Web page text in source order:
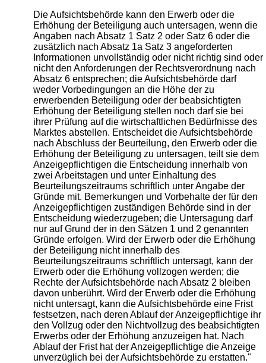
Die Aufsichtsbehörde kann den Erwerb oder die
Erhöhung der Beteiligung auch untersagen, wenn die
Angaben nach Absatz 1 Satz 2 oder Satz 6 oder die
zusätzlich nach Absatz 1a Satz 3 angeforderten
Informationen unvollständig oder nicht richtig sind oder
nicht den Anforderungen der Rechtsverordnung nach
Absatz 6 entsprechen; die Aufsichtsbehörde darf
weder Vorbedingungen an die Höhe der zu
erwerbenden Beteiligung oder der beabsichtigten
Erhöhung der Beteiligung stellen noch darf sie bei
ihrer Prüfung auf die wirtschaftlichen Bedürfnisse des
Marktes abstellen. Entscheidet die Aufsichtsbehörde
nach Abschluss der Beurteilung, den Erwerb oder die
Erhöhung der Beteiligung zu untersagen, teilt sie dem
Anzeigepflichtigen die Entscheidung innerhalb von
zwei Arbeitstagen und unter Einhaltung des
Beurteilungszeitraums schriftlich unter Angabe der
Gründe mit. Bemerkungen und Vorbehalte der für den
Anzeigepflichtigen zuständigen Behörde sind in der
Entscheidung wiederzugeben; die Untersagung darf
nur auf Grund der in den Sätzen 1 und 2 genannten
Gründe erfolgen. Wird der Erwerb oder die Erhöhung
der Beteiligung nicht innerhalb des
Beurteilungszeitraums schriftlich untersagt, kann der
Erwerb oder die Erhöhung vollzogen werden; die
Rechte der Aufsichtsbehörde nach Absatz 2 bleiben
davon unberührt. Wird der Erwerb oder die Erhöhung
nicht untersagt, kann die Aufsichtsbehörde eine Frist
festsetzen, nach deren Ablauf der Anzeigepflichtige ihr
den Vollzug oder den Nichtvollzug des beabsichtigten
Erwerbs oder der Erhöhung anzuzeigen hat. Nach
Ablauf der Frist hat der Anzeigepflichtige die Anzeige
unverzüglich bei der Aufsichtsbehörde zu erstatten."